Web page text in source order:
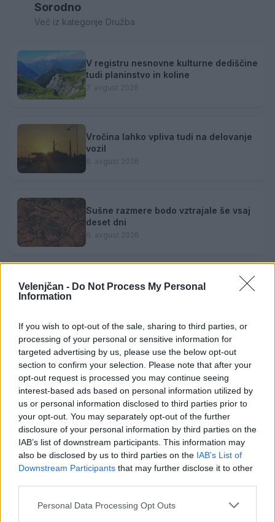
Velenjčan - Do Not Process My Personal
Information
If you wish to opt-out of the sale, sharing to third parties, or
processing of your personal or sensitive information for
targeted advertising by us, please use the below opt-out
section to confirm your selection. Please note that after your
opt-out request is processed you may continue seeing
interest-based ads based on personal information utilized by
us or personal information disclosed to third parties prior to
your opt-out. You may separately opt-out of the further
disclosure of your personal information by third parties on the
IAB’s list of downstream participants. This information may
also be disclosed by us to third parties on the IAB’s List of
Downstream Participants that may further disclose it to other
Personal Data Processing Opt Outs
Sorodno
Več iz kategorije Družba
V registru nesnovne kulturne dediščine
tudi planinstvo in koline
7. avgust 2026
Vročina lahko vpliva tudi na delovanje
vozil
6. avgust 2026
Sušne razmere bodo vztrajale še vsaj
deset dni
6. avgust 2026
Prihodnji teden bo Velenje obiskala
Opozorilo:Po 297. členu Kazenskega zakonika je
posameznik kazensko odgovoren za javno spodbujanje
sovraštva, nasilja ali nestrpnosti. Komentarji z žaljivimi,
rasističnimi, diskriminatornimi ali nezakonitimi vsebinami
bodo odstranjeni. Pravila komentiranja →
Failed to fetch
Prihajajoči dogodki